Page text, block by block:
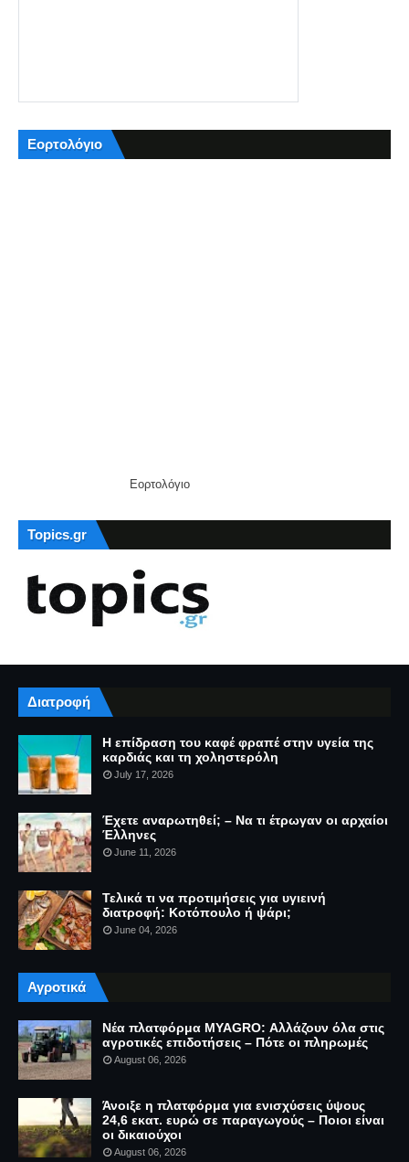
Εορτολόγιο
Εορτολόγιο
Topics.gr
Διατροφή
Η επίδραση του καφέ φραπέ στην υγεία της
καρδιάς και τη χοληστερόλη
July 17, 2026
Έχετε αναρωτηθεί; – Να τι έτρωγαν οι αρχαίοι
Έλληνες
June 11, 2026
Τελικά τι να προτιμήσεις για υγιεινή
διατροφή: Κοτόπουλο ή ψάρι;
June 04, 2026
Αγροτικά
Νέα πλατφόρμα MYAGRO: Αλλάζουν όλα στις
αγροτικές επιδοτήσεις – Πότε οι πληρωμές
August 06, 2026
Άνοιξε η πλατφόρμα για ενισχύσεις ύψους
24,6 εκατ. ευρώ σε παραγωγούς – Ποιοι είναι
οι δικαιούχοι
August 06, 2026